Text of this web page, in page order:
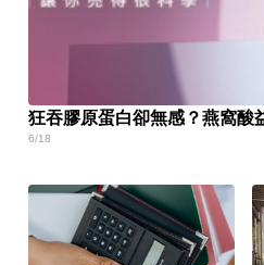
狂吞膠原蛋白卻無感？燕窩酸
6/18